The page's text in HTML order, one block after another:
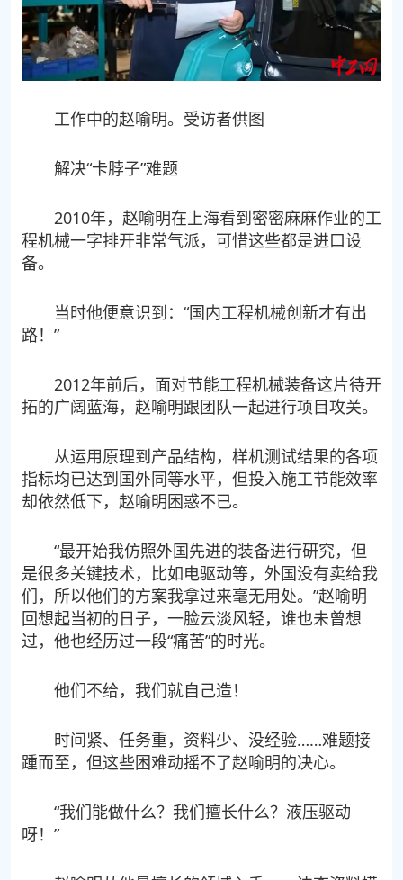
工作中的赵喻明。受访者供图
解决“卡脖子”难题
2010年，赵喻明在上海看到密密麻麻作业的工
程机械一字排开非常气派，可惜这些都是进口设
备。
当时他便意识到：“国内工程机械创新才有出
路！”
2012年前后，面对节能工程机械装备这片待开
拓的广阔蓝海，赵喻明跟团队一起进行项目攻关。
从运用原理到产品结构，样机测试结果的各项
指标均已达到国外同等水平，但投入施工节能效率
却依然低下，赵喻明困惑不已。
“最开始我仿照外国先进的装备进行研究，但
是很多关键技术，比如电驱动等，外国没有卖给我
们，所以他们的方案我拿过来毫无用处。”赵喻明
回想起当初的日子，一脸云淡风轻，谁也未曾想
过，他也经历过一段“痛苦”的时光。
他们不给，我们就自己造！
时间紧、任务重，资料少、没经验……难题接
踵而至，但这些困难动摇不了赵喻明的决心。
“我们能做什么？我们擅长什么？液压驱动
呀！”